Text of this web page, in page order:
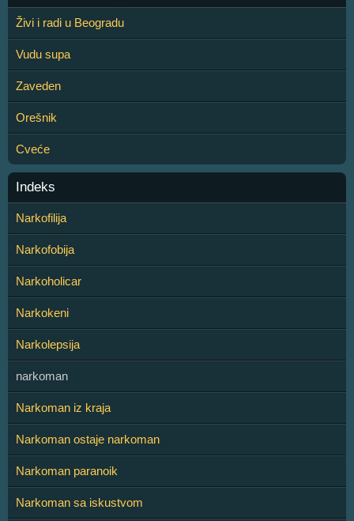
Živi i radi u Beogradu
Vudu supa
Zaveden
Orešnik
Cveće
Indeks
Narkofilija
Narkofobija
Narkoholicar
Narkokeni
Narkolepsija
narkoman
Narkoman iz kraja
Narkoman ostaje narkoman
Narkoman paranoik
Narkoman sa iskustvom